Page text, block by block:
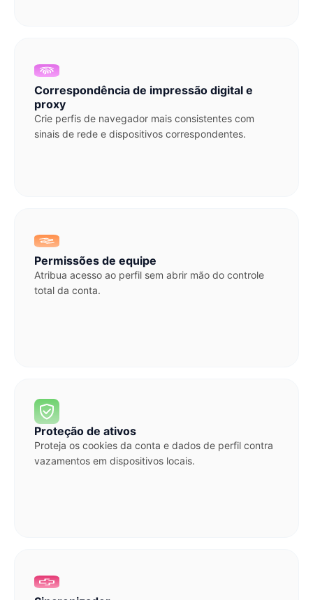
Correspondência de impressão digital e
proxy
Crie perfis de navegador mais consistentes com
sinais de rede e dispositivos correspondentes.
Permissões de equipe
Atribua acesso ao perfil sem abrir mão do controle
total da conta.
Proteção de ativos
Proteja os cookies da conta e dados de perfil contra
vazamentos em dispositivos locais.